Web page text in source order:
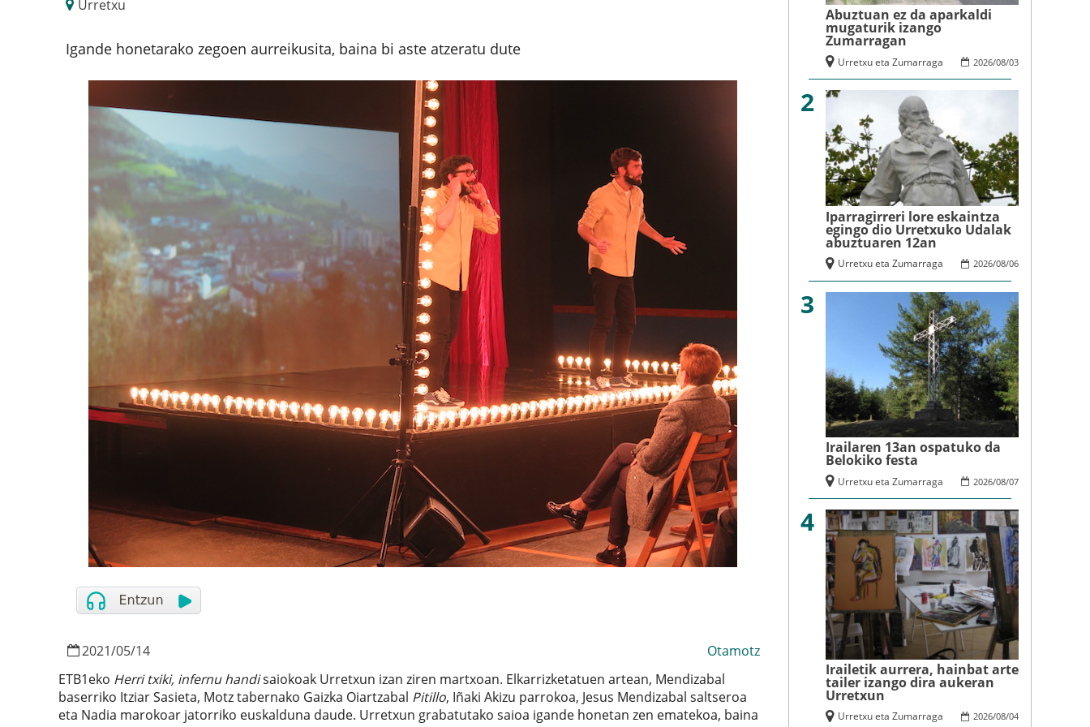
Urretxu
Igande honetarako zegoen aurreikusita, baina bi aste atzeratu dute
2021/05/14
Otamotz
ETB1eko Herri txiki, infernu handisaiokoak Urretxun izan ziren martxoan. Elkarrizketatuen artean, Mendizabal
baserriko Itziar Sasieta, Motz tabernako Gaizka Oiartzabal Pitillo, Iñaki Akizu parrokoa, Jesus Mendizabal saltseroa
eta Nadia marokoar jatorriko euskalduna daude. Urretxun grabatutako saioa igande honetan zen ematekoa, baina
Abuztuan ez da aparkaldi
mugaturik izango
Zumarragan
2026/08/03
Urretxu eta Zumarraga
2
Iparragirreri lore eskaintza
egingo dio Urretxuko Udalak
abuztuaren 12an
2026/08/06
Urretxu eta Zumarraga
3
Irailaren 13an ospatuko da
Belokiko festa
2026/08/07
Urretxu eta Zumarraga
4
Irailetik aurrera, hainbat arte
tailer izango dira aukeran
Urretxun
2026/08/04
Urretxu eta Zumarraga